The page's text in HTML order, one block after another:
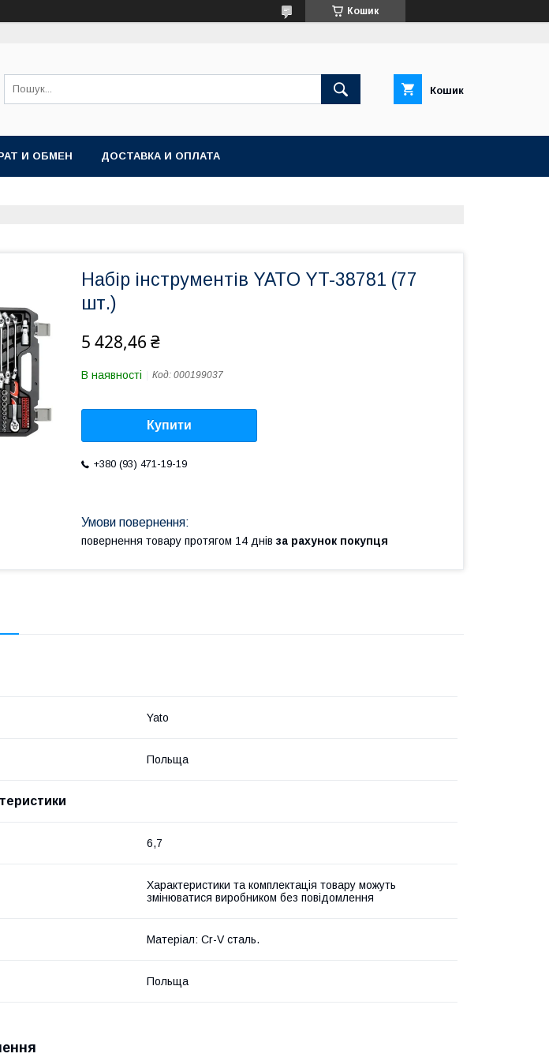
Кошик
Кошик
И ОБМЕН ДОСТАВКА И ОПЛАТА
Набір інструментів YATO YT-38781 (77
шт.)
5 428,46 ₴
В наявності Код: 000199037
Купити
+380 (93) 471-19-19
повернення товару протягом 14 днів за рахунок покупця
Yato
Польща
6,7
Характеристики та комплектація товару можуть
змінюватися виробником без повідомлення
Матеріал: Cr-V сталь.
Польща